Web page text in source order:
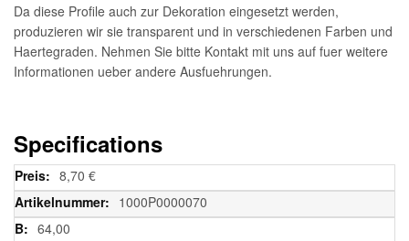
Da diese Profile auch zur Dekoration eingesetzt werden,
produzieren wir sie transparent und in verschiedenen Farben und
Haertegraden. Nehmen Sie bitte Kontakt mit uns auf fuer weitere
Informationen ueber andere Ausfuehrungen.
Specifications
Weitere
Informationen
8,70 €
1000P0000070
64,00